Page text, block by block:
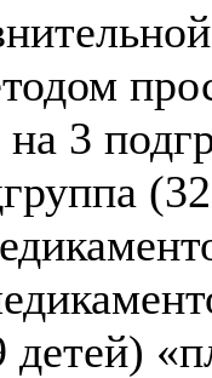
3
детей)